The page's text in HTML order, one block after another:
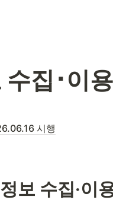
집･이용
시행
보 수집·이